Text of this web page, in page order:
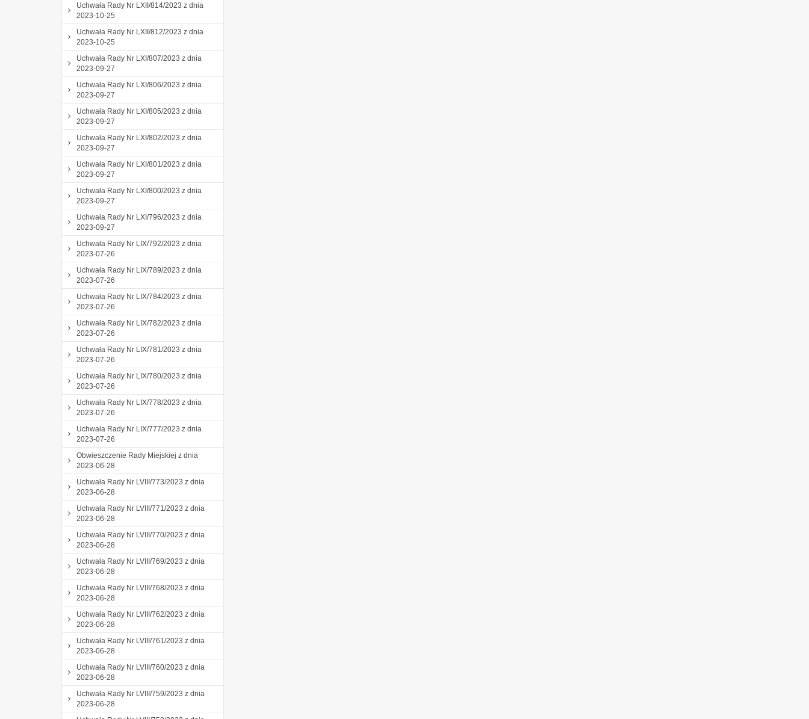
Uchwała Rady Nr LXII/814/2023 z dnia
2023-10-25
Uchwała Rady Nr LXII/812/2023 z dnia
2023-10-25
Uchwała Rady Nr LXI/807/2023 z dnia
2023-09-27
Uchwała Rady Nr LXI/806/2023 z dnia
2023-09-27
Uchwała Rady Nr LXI/805/2023 z dnia
2023-09-27
Uchwała Rady Nr LXI/802/2023 z dnia
2023-09-27
Uchwała Rady Nr LXI/801/2023 z dnia
2023-09-27
Uchwała Rady Nr LXI/800/2023 z dnia
2023-09-27
Uchwała Rady Nr LXI/796/2023 z dnia
2023-09-27
Uchwała Rady Nr LIX/792/2023 z dnia
2023-07-26
Uchwała Rady Nr LIX/789/2023 z dnia
2023-07-26
Uchwała Rady Nr LIX/784/2023 z dnia
2023-07-26
Uchwała Rady Nr LIX/782/2023 z dnia
2023-07-26
Uchwała Rady Nr LIX/781/2023 z dnia
2023-07-26
Uchwała Rady Nr LIX/780/2023 z dnia
2023-07-26
Uchwała Rady Nr LIX/778/2023 z dnia
2023-07-26
Uchwała Rady Nr LIX/777/2023 z dnia
2023-07-26
Obwieszczenie Rady Miejskiej z dnia
2023-06-28
Uchwała Rady Nr LVIII/773/2023 z dnia
2023-06-28
Uchwała Rady Nr LVIII/771/2023 z dnia
2023-06-28
Uchwała Rady Nr LVIII/770/2023 z dnia
2023-06-28
Uchwała Rady Nr LVIII/769/2023 z dnia
2023-06-28
Uchwała Rady Nr LVIII/768/2023 z dnia
2023-06-28
Uchwała Rady Nr LVIII/762/2023 z dnia
2023-06-28
Uchwała Rady Nr LVIII/761/2023 z dnia
2023-06-28
Uchwała Rady Nr LVIII/760/2023 z dnia
2023-06-28
Uchwała Rady Nr LVIII/759/2023 z dnia
2023-06-28